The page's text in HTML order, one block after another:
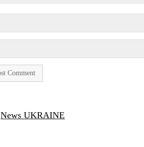
News UKRAINE